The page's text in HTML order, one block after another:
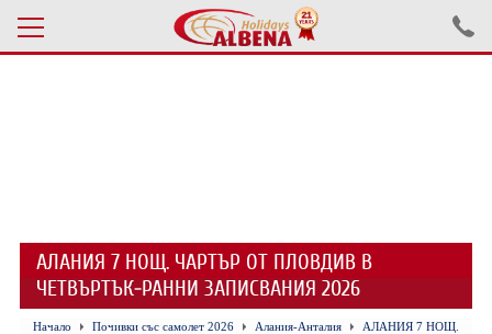
ЕКСКУРЗИИ САМОЛЕТ
ЕКСКУРЗИИ АВТОБУС
АЛАНИЯ 7 НОЩ. ЧАРТЪР ОТ ПЛОВДИВ В
ЧЕТВЪРТЪК-РАННИ ЗАПИСВАНИЯ 2026
Начало Почивки със самолет 2026 Алания-Анталия
АЛАНИЯ 7 НОЩ.